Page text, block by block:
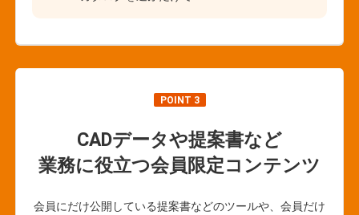
POINT 3
CADデータや提案書など
業務に役立つ会員限定コンテンツ
会員にだけ公開している提案書などのツールや、会員だけ